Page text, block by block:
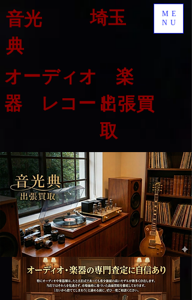
ME
NU
音光
典
オーディオ 楽
器 レコード
出張買
取
埼玉